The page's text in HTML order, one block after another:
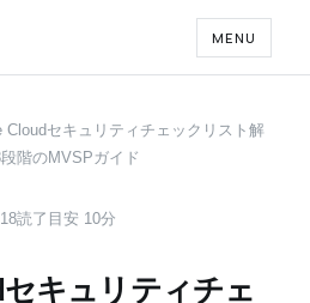
MENU
Cloudセキュリティチェックリスト解
階のMVSPガイド
読了目安 10分
キュリティチェ